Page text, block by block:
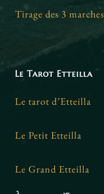
Tirage des 3 marches
Le Tarot Etteilla
Le tarot d’Etteilla
Le Petit Etteilla
Le Grand Etteilla